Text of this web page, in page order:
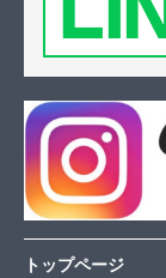
トップページ